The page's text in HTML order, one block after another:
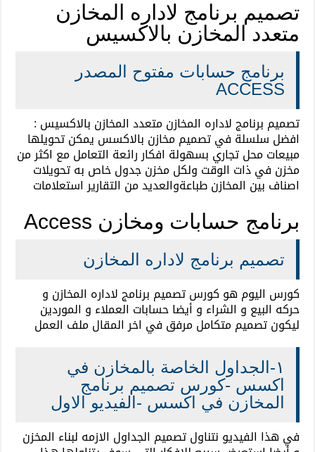
تصميم برنامج لاداره المخازن
متعدد المخازن بالاكسيس
برنامج حسابات مفتوح المصدر
ACCESS
تصميم برنامج لاداره المخازن متعدد المخازن بالاكسيس :
افضل سلسلة في تصميم مخازن بالاكسس يمكن تحويلها
مبيعات محل تجاري بسهولة افكار رائعة التعامل مع اكثر من
مخزن في ذات الوقت ولكل مخزن جدول خاص به تحويلات
اصناف بين المخازن طباعةوالعديد من التقارير استعلامات
برنامج حسابات ومخازن Access
تصميم برنامج لاداره المخازن
كورس اليوم هو كورس تصميم برنامج لاداره المخازن و
حركه البيع و الشراء و أيضا حسابات العملاء و الموردين
ليكون تصميم متكامل مرفق في اخر المقال ملف العمل
١-الجداول الخاصة بالمخازن في
اكسس -كورس تصميم برنامج
المخازن في اكسس -الفيديو الاول
في هذا الفيديو نتناول تصميم الجداول الازمه لبناء المخزن